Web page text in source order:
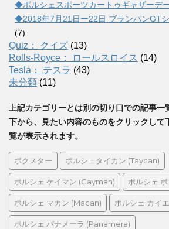
◆ポルシェスポーツカートゥギャザーデ
◆2018年7月21日ー22日 ブランパンGT
(7)
Quiz： クイズ (13)
Rolls-Royce： ロールスロイス (14)
Tesla： テスラ (43)
未分類 (11)
上記カテゴリーとは別の切り口での記事
下から、見たい内容のものをクリックして
覧が表示されます。
ボクスター ポルシェタイカン (Taycan)
ポルシェ ケイマン (Cayman) ポルシェ
ポルシェ マカン (Macan) ポルシェ カイ
ポルシェ パナメーラ (Panamera)